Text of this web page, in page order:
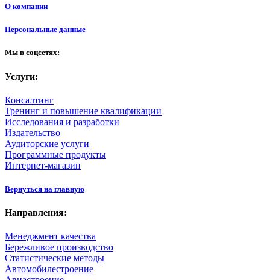
О компании
Персональные данные
Мы в соцсетях:
Услуги:
Консалтинг
Тренинг и повышение квалификации
Исследования и разработки
Издательство
Аудиторские услуги
Программные продукты
Интернет-магазин
Вернуться на главную
Направления:
Менеджмент качества
Бережливое производство
Статистические методы
Автомобилестроение